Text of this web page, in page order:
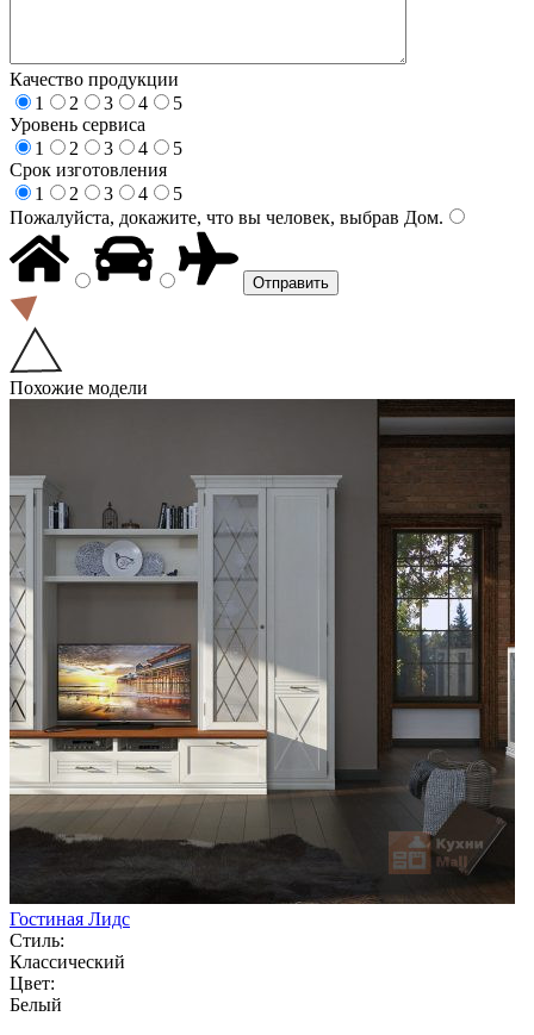
Качество продукции
1
2 3 4
5
Уровень сервиса
1
2 3 4
5
Срок изготовления
1
2 3 4
5
Пожалуйста, докажите, что вы человек, выбрав Дом.
Похожие модели
Гостиная Лидс
Стиль:
Классический
Цвет:
Белый